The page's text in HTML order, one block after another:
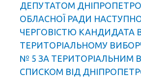
ДЕПУТАТОМ
ОБЛАСНОЇ РАДИ
ЧЕРГОВІСТЮ КАНДИДАТА
ТЕРИТОРІАЛЬНОМУ
№ 5 ЗА ТЕРИТОРІАЛЬНИМ
СПИСКОМ ВІД